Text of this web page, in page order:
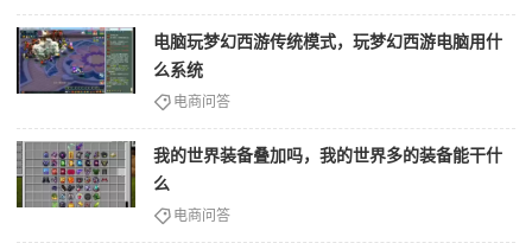
电脑玩梦幻西游传统模式，玩梦幻西游电脑用什
么系统
电商问答
我的世界装备叠加吗，我的世界多的装备能干什
么
电商问答